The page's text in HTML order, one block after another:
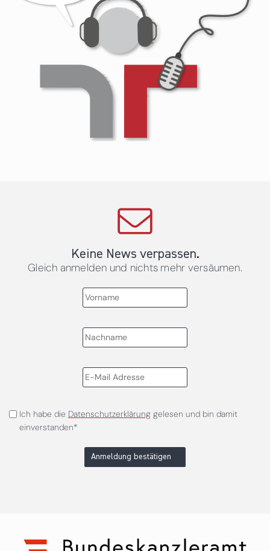
Keine News verpassen.
Gleich anmelden und nichts mehr versäumen.
Ich habe die Datenschutzerklärunggelesen und bin damit
einverstanden*
Anmeldung bestätigen